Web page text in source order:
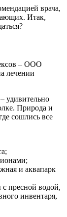
врача,
Итак,
– ООО
лечении
удивительно
Природа и
сошлись все
и аквапарк
с пресной водой,
инвентаря,